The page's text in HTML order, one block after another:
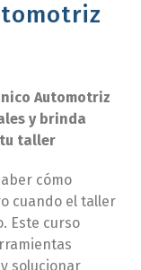
Automotriz
y brinda
taller
cómo
cuando el taller
Este curso
solucionar